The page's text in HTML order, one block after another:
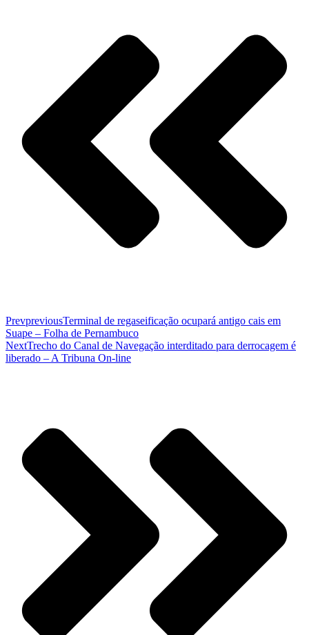
PrevpreviousTerminal de regaseificação ocupará antigo cais em
Suape – Folha de Pernambuco
NextTrecho do Canal de Navegação interditado para derrocagem é
liberado – A Tribuna On-line